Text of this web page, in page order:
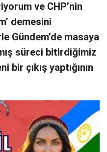
ve CHP’nin
demesini
Gündem’de masaya
süreci bitirdiğimiz
bir çıkış yaptığının